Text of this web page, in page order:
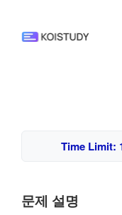
Time Limit:
문제 설명